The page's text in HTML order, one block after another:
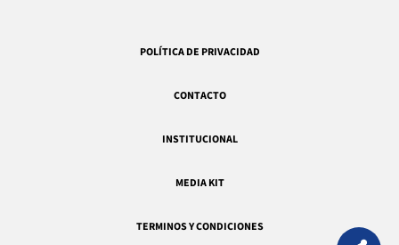
POLÍTICA DE PRIVACIDAD
CONTACTO
INSTITUCIONAL
MEDIA KIT
TERMINOS Y CONDICIONES